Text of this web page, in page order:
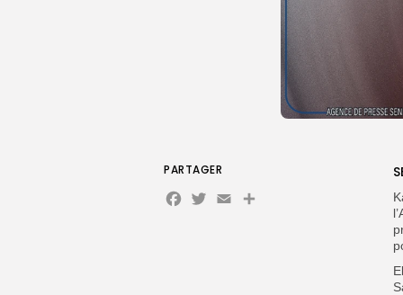
PARTAGER
Facebook
Twitter
Email